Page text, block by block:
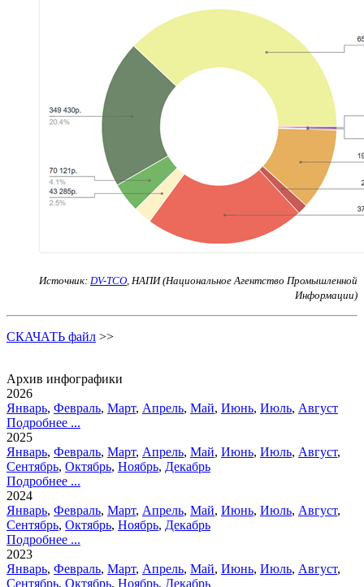
Источник: DV-TCO, НАПИ (Национальное Агентство Промышленной
Информации)
СКАЧАТЬ файл >>
Архив инфографики
2026
Январь, Февраль, Март, Апрель, Май, Июнь, Июль, Август
Подробнее ...
2025
Январь, Февраль, Март, Апрель, Май, Июнь, Июль, Август,
Сентябрь, Октябрь, Ноябрь, Декабрь
Подробнее ...
2024
Январь, Февраль, Март, Апрель, Май, Июнь, Июль, Август,
Сентябрь, Октябрь, Ноябрь, Декабрь
Подробнее ...
2023
Январь, Февраль, Март, Апрель, Май, Июнь, Июль, Август,
Сентябрь, Октябрь, Ноябрь, Декабрь